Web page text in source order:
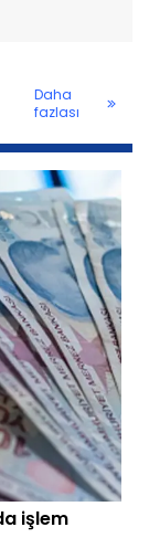
Daha
fazlası
işlem